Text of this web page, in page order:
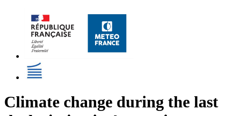
Climate change during the last